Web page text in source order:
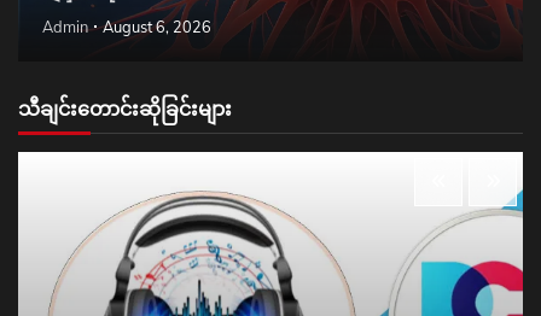
Admin August 6, 2026
သီချင်းတောင်းဆိုခြင်းများ